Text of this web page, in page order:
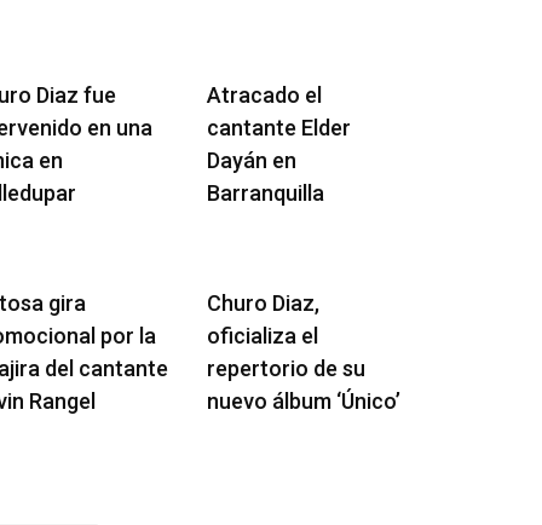
Diaz fue
en una
en
Atracado el
cantante Elder
Dayán en
Barranquilla
gira
por la
del cantante
Rangel
Churo Diaz,
oficializa el
repertorio de su
nuevo álbum ‘Único’